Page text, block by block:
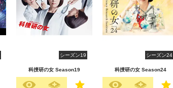
シーズン19
科捜研の女 Season19
シーズン24
科捜研の女 Season24